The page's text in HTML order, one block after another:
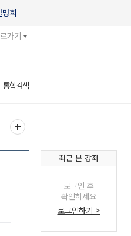
회
가기
통합검색
최근 본 강좌
로그인 후
확인하세요
로그인하기 >